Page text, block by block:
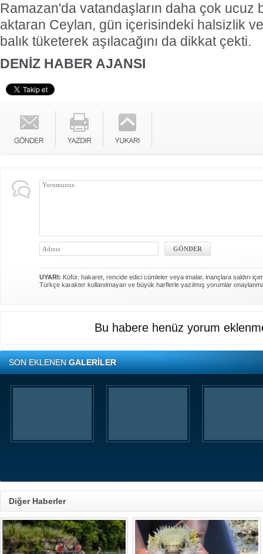
Ramazan'da vatandaşların daha çok ucuz
aktaran Ceylan, gün içerisindeki halsizlik
balık tüketerek aşılacağını da dikkat çekti.
DENİZ HABER AJANSI
UYARI: Küfür, hakaret, rencide edici cümleler veya imalar, inançlara saldırı
Türkçe karakter kullanılmayan ve büyük harflerle yazılmış yorumlar
Bu habere henüz yorum
SON EKLENENGALERİLER
Diğer Haberler